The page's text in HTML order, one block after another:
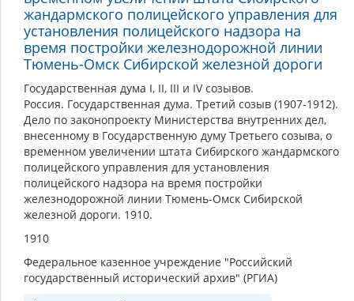
жандармского полицейского управления для
установления полицейского надзора на
время постройки железнодорожной линии
Тюмень-Омск Сибирской железной дороги
Государственная дума I, II, III и IV созывов.
Россия. Государственная дума. Третий созыв (1907-1912).
Дело по законопроекту Министерства внутренних дел,
внесенному в Государственную думу Третьего созыва, о
временном увеличении штата Сибирского жандармского
полицейского управления для установления
полицейского надзора на время постройки
железнодорожной линии Тюмень-Омск Сибирской
железной дороги. 1910.
1910
Федеральное казенное учреждение "Российский
государственный исторический архив" (РГИА)